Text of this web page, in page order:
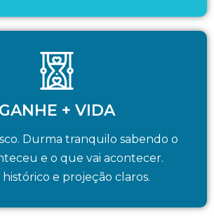
GANHE + VIDA
Durma tranquilo sabendo o
e o que vai acontecer.
histórico e projeção claros.